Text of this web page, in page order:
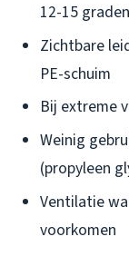
12-15
Zichtbare
PE-schuim
Bij extreme
Weinig
(propyleen
Ventilatie
voorkomen